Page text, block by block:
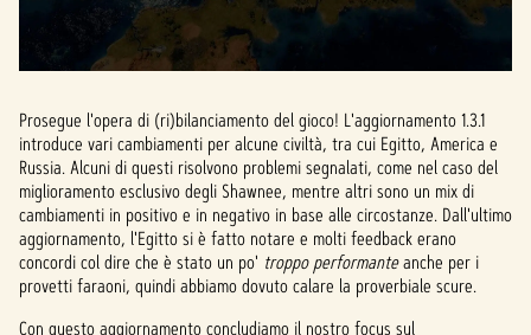
Prosegue l'opera di (ri)bilanciamento del gioco! L'aggiornamento 1.3.1
introduce vari cambiamenti per alcune civiltà, tra cui Egitto, America e
Russia. Alcuni di questi risolvono problemi segnalati, come nel caso del
miglioramento esclusivo degli Shawnee, mentre altri sono un mix di
cambiamenti in positivo e in negativo in base alle circostanze. Dall'ultimo
aggiornamento, l'Egitto si è fatto notare e molti feedback erano
concordi col dire che è stato un po' troppo performanteanche per i
provetti faraoni, quindi abbiamo dovuto calare la proverbiale scure.
Con questo aggiornamento concludiamo il nostro focus sul